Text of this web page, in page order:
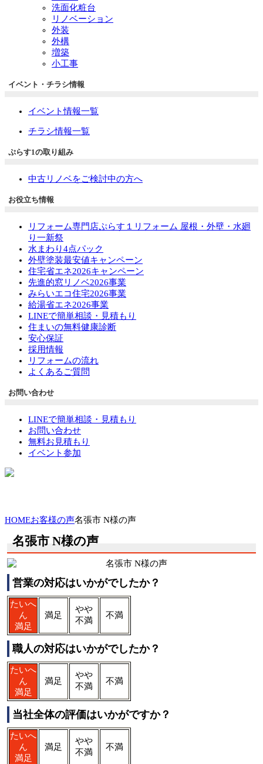
洗面化粧台
リノベーション
外装
外構
増築
小工事
イベント・チラシ情報
イベント情報一覧
チラシ情報一覧
ぷらす1の取り組み
中古リノベをご検討中の方へ
お役立ち情報
リフォーム専門店ぷらす１リフォーム 屋根・外壁・水廻
り一新祭
水まわり4点パック
外壁塗装最安値キャンペーン
住宅省エネ2026キャンペーン
先進的窓リノベ2026事業
みらいエコ住宅2026事業
給湯省エネ2026事業
LINEで簡単相談・見積もり
住まいの無料健康診断
安心保証
採用情報
リフォームの流れ
よくあるご質問
お問い合わせ
LINEで簡単相談・見積もり
お問い合わせ
無料お見積もり
イベント参加
HOMEお客様の声名張市 N様の声
名張市 N様の声
営業の対応はいかがでしたか？
たいへ
ん
満足
満足
やや
不満
不満
職人の対応はいかがでしたか？
たいへ
ん
満足
満足
やや
不満
不満
当社全体の評価はいかがですか？
たいへ
ん
満足
満足
やや
不満
不満